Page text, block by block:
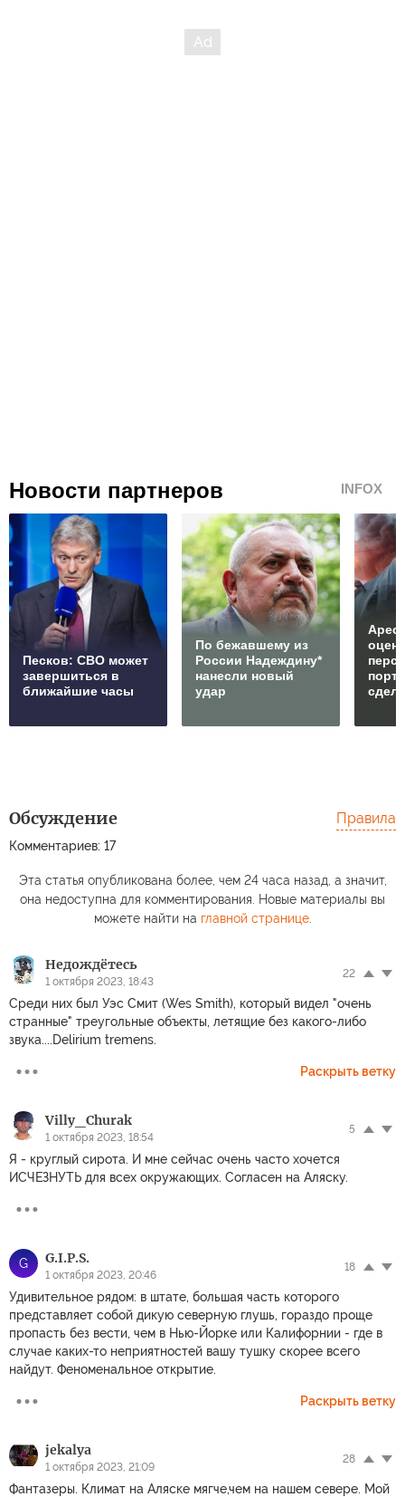
Новости партнеров INFOX
Песков: СВО может
завершиться в
ближайшие часы
По бежавшему из
России Надеждину*
нанесли новый
удар
Обсуждение
Комментариев: 17
Правила
Эта статья опубликована более, чем 24 часа назад, а значит,
она недоступна для комментирования. Новые материалы вы
можете найти на главной странице.
Недождётесь
1 октября 2023, 18:43
22
Среди них был Уэс Смит (Wes Smith), который видел "очень
странные" треугольные объекты, летящие без какого-либо
звука....Delirium tremens.
Раскрыть ветку
Villy_Churak
1 октября 2023, 18:54
5
Я - круглый сирота. И мне сейчас очень часто хочется
ИСЧЕЗНУТЬ для всех окружающих. Согласен на Аляску.
G G.I.P.S.
1 октября 2023, 20:46
18
Удивительное рядом: в штате, большая часть которого
представляет собой дикую северную глушь, гораздо проще
пропасть без вести, чем в Нью-Йорке или Калифорнии - где в
случае каких-то неприятностей вашу тушку скорее всего
найдут. Феноменальное открытие.
Раскрыть ветку
jekalya
1 октября 2023, 21:09
28
Фантазеры. Климат на Аляске мягче,чем на нашем севере. Мой